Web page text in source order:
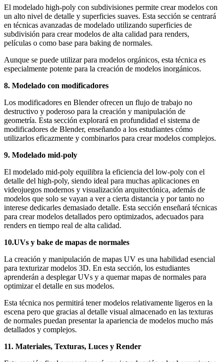
El modelado high-poly con subdivisiones permite crear modelos con
un alto nivel de detalle y superficies suaves. Esta sección se centrará
en técnicas avanzadas de modelado utilizando superficies de
subdivisión para crear modelos de alta calidad para renders,
películas o como base para baking de normales.
Aunque se puede utilizar para modelos orgánicos, esta técnica es
especialmente potente para la creación de modelos inorgánicos.
8. Modelado con modificadores
Los modificadores en Blender ofrecen un flujo de trabajo no
destructivo y poderoso para la creación y manipulación de
geometría. Esta sección explorará en profundidad el sistema de
modificadores de Blender, enseñando a los estudiantes cómo
utilizarlos eficazmente y combinarlos para crear modelos complejos.
9. Modelado mid-poly
El modelado mid-poly equilibra la eficiencia del low-poly con el
detalle del high-poly, siendo ideal para muchas aplicaciones en
videojuegos modernos y visualización arquitectónica, además de
modelos que solo se vayan a ver a cierta distancia y por tanto no
interese dedicarles demasiado detalle. Esta sección enseñará técnicas
para crear modelos detallados pero optimizados, adecuados para
renders en tiempo real de alta calidad.
10.UVs y bake de mapas de normales
La creación y manipulación de mapas UV es una habilidad esencial
para texturizar modelos 3D. En esta sección, los estudiantes
aprenderán a desplegar UVs y a quemar mapas de normales para
optimizar el detalle en sus modelos.
Esta técnica nos permitirá tener modelos relativamente ligeros en la
escena pero que gracias al detalle visual almacenado en las texturas
de normales puedan presentar la apariencia de modelos mucho más
detallados y complejos.
11. Materiales, Texturas, Luces y Render